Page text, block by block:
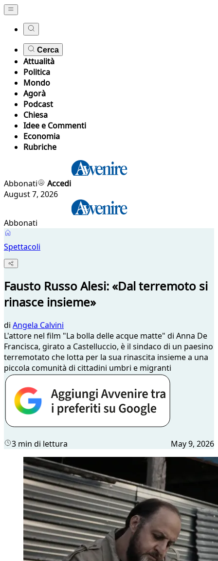
Cerca
Attualità
Politica
Mondo
Agorà
Podcast
Chiesa
Idee e Commenti
Economia
Rubriche
Abbonati
Accedi
August 7, 2026
Abbonati
Spettacoli
Fausto Russo Alesi: «Dal terremoto si
rinasce insieme»
di Angela Calvini
L'attore nel film "La bolla delle acque matte" di Anna De
Francisca, girato a Castelluccio, è il sindaco di un paesino
terremotato che lotta per la sua rinascita insieme a una
piccola comunità di cittadini umbri e migranti
3 min di lettura May 9, 2026